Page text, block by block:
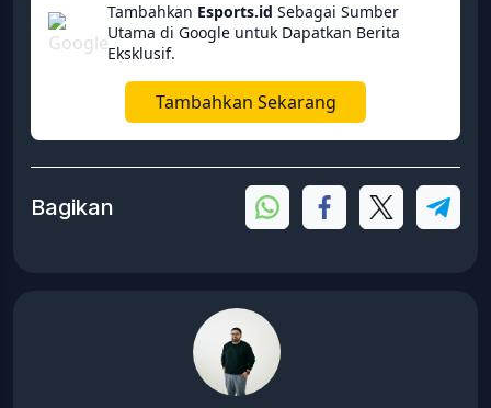
Tambahkan Esports.id Sebagai Sumber
Utama di Google untuk Dapatkan Berita
Eksklusif.
Tambahkan Sekarang
Bagikan